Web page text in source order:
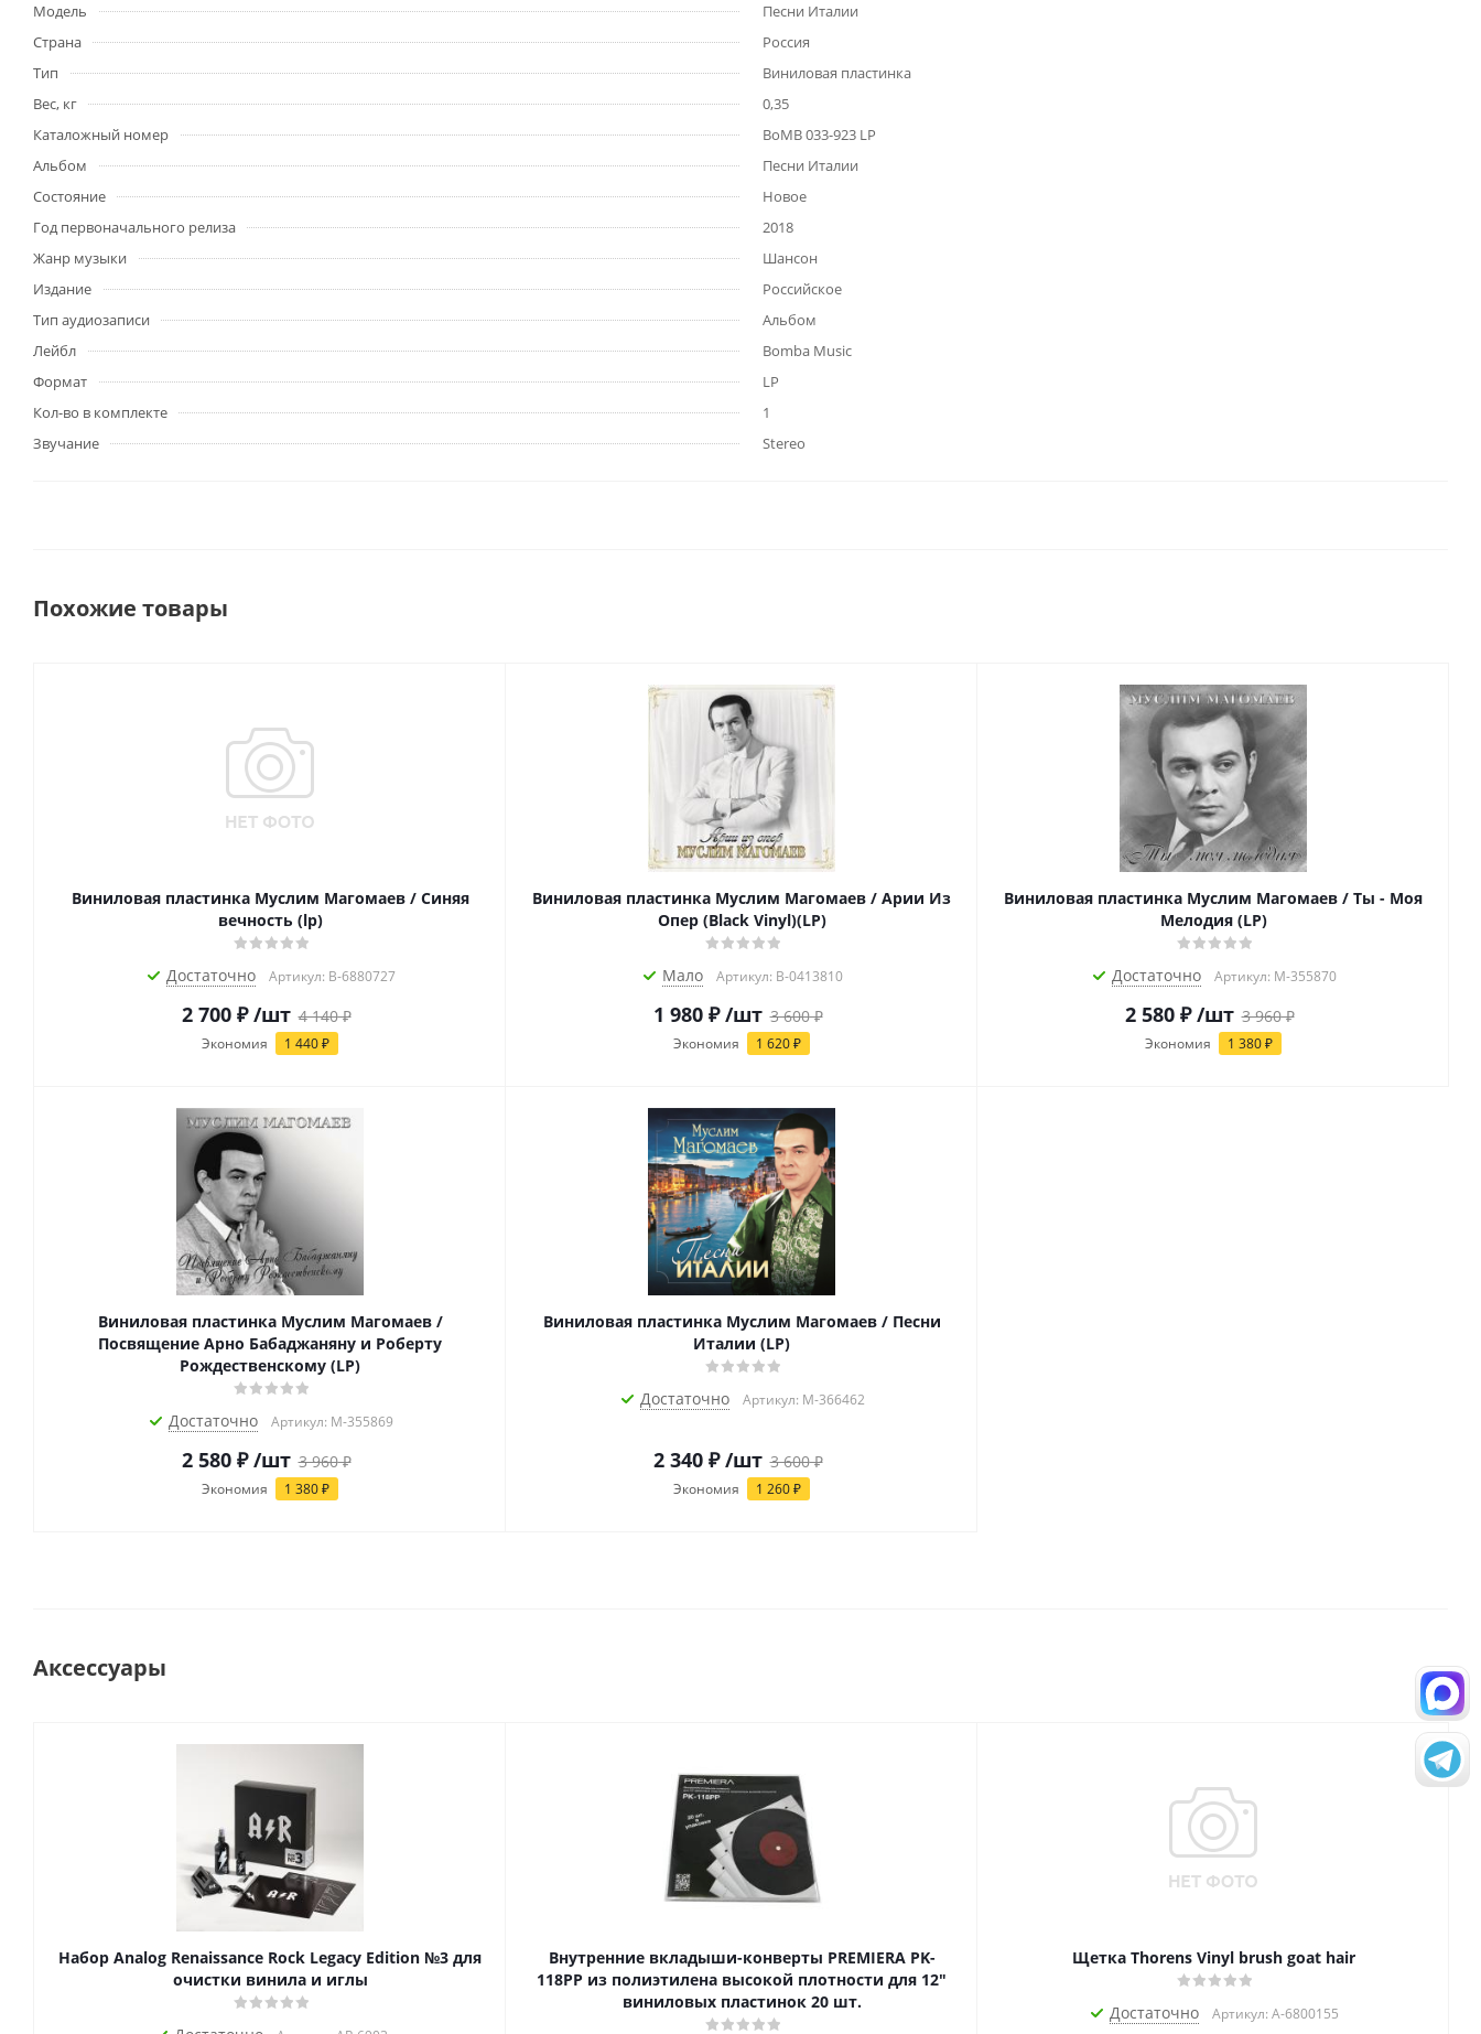
Модель
Песни Италии
Страна
Россия
Тип
Виниловая пластинка
Вес, кг
0,35
Каталожный номер
BoMB 033-923 LP
Альбом
Песни Италии
Состояние
Новое
Год первоначального релиза
2018
Жанр музыки
Шансон
Издание
Российское
Тип аудиозаписи
Альбом
Лейбл
Bomba Music
Формат
LP
Кол-во в комплекте
1
Звучание
Stereo
Похожие товары
Виниловая пластинка Муслим Магомаев / Синяя
вечность (lp)
Достаточно Артикул: B-6880727
2 700₽ /шт 4 140₽
Экономия 1 440₽
Виниловая пластинка Муслим Магомаев / Арии Из
Опер (Black Vinyl)(LP)
Мало Артикул: B-0413810
1 980₽ /шт 3 600₽
Экономия 1 620₽
Виниловая пластинка Муслим Магомаев / Ты - Моя
Мелодия (LP)
Достаточно Артикул: M-355870
2 580₽ /шт 3 960₽
Экономия 1 380₽
Виниловая пластинка Муслим Магомаев /
Посвящение Арно Бабаджаняну и Роберту
Рождественскому (LP)
Достаточно Артикул: M-355869
2 580₽ /шт 3 960₽
Экономия 1 380₽
Виниловая пластинка Муслим Магомаев / Песни
Италии (LP)
Достаточно Артикул: M-366462
2 340₽ /шт 3 600₽
Экономия 1 260₽
Аксессуары
Набор Analog Renaissance Rock Legacy Edition №3 для
очистки винила и иглы
Внутренние вкладыши-конверты PREMIERA PK-
118PP из полиэтилена высокой плотности для 12"
виниловых пластинок 20 шт.
Щетка Thorens Vinyl brush goat hair
Достаточно Артикул: A-6800155